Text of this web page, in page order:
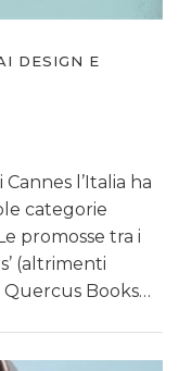
DESIGN E
l’Italia ha
categorie
promosse tra i
(altrimenti
Books…